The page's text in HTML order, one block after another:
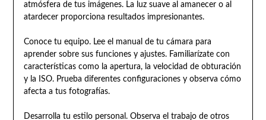
atmósfera de tus imágenes. La luz suave al amanecer o al
atardecer proporciona resultados impresionantes.
Conoce tu equipo. Lee el manual de tu cámara para
aprender sobre sus funciones y ajustes. Familiarízate con
características como la apertura, la velocidad de obturación
y la ISO. Prueba diferentes configuraciones y observa cómo
afecta a tus fotografías.
Desarrolla tu estilo personal. Observa el trabajo de otros